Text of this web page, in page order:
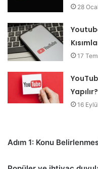
28
17
Yapılır?
16
Adım 1: Konu